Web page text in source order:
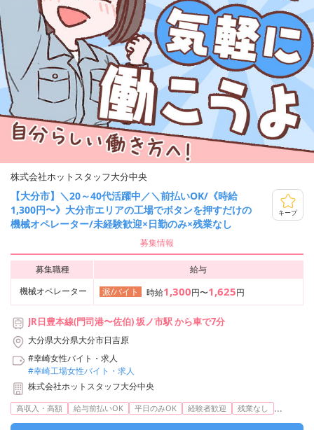
株式会社ホットスタッフ大分中央
【大分市】＼20～40代活躍中／＼前払いOK/《時給
1,300円〜》大分市エリアの工場でボタンを押すだけの
機械オペレーター/未経験歓迎×日勤のみ×残業なし
キープ
募集情報
募集職種
給与
機械オペレーター
派/バイト 時給1,300円〜1,625円
JR日豊本線(門司港〜佐伯) 坂ノ市駅 から車で7分
大分県大分県大分市日吉原
#幸崎女性バイト・求人
#幸崎工場女性バイト・求人
株式会社ホットスタッフ大分中央
高収入・高額 給与前払いOK 平日のみOK 経験者歓迎 残業なし ...